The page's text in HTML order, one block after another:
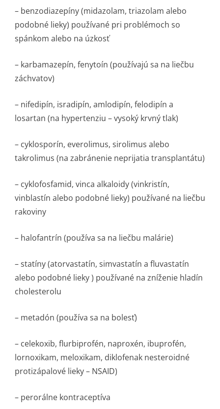
– benzodiazepíny (midazolam, triazolam alebo
podobné lieky) používané pri problémoch so
spánkom alebo na úzkosť
– karbamazepín, fenytoín (používajú sa na liečbu
záchvatov)
– nifedipín, isradipín, amlodipín, felodipín a
losartan (na hypertenziu – vysoký krvný tlak)
– cyklosporín, everolimus, sirolimus alebo
takrolimus (na zabránenie neprijatia transplantátu)
– cyklofosfamid, vinca alkaloidy (vinkristín,
vinblastín alebo podobné lieky) používané na liečbu
rakoviny
– halofantrín (používa sa na liečbu malárie)
– statíny (atorvastatín, simvastatín a fluvastatín
alebo podobné lieky ) používané na zníženie hladín
cholesterolu
– metadón (používa sa na bolesť)
– celekoxib, flurbiprofén, naproxén, ibuprofén,
lornoxikam, meloxikam, diklofenak nesteroidné
protizápalové lieky – NSAID)
– perorálne kontraceptíva